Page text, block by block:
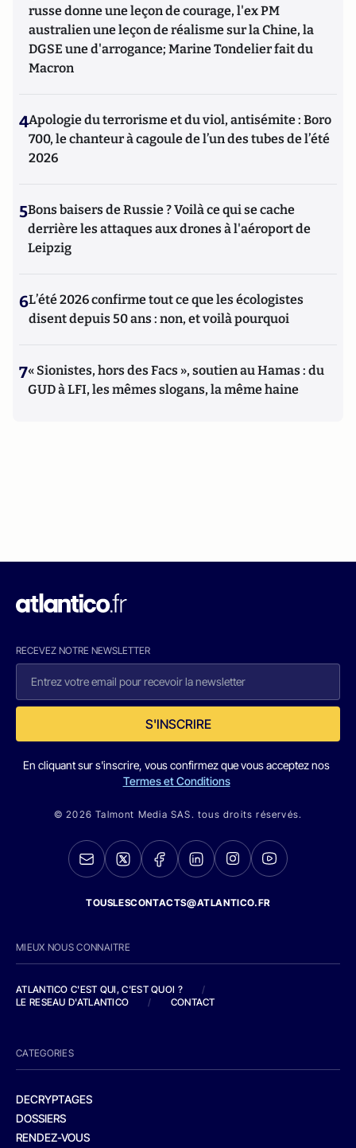
russe donne une leçon de courage, l'ex PM
australien une leçon de réalisme sur la Chine, la
DGSE une d'arrogance; Marine Tondelier fait du
Macron
4Apologie du terrorisme et du viol, antisémite : Boro
700, le chanteur à cagoule de l’un des tubes de l’été
2026
5Bons baisers de Russie ? Voilà ce qui se cache
derrière les attaques aux drones à l'aéroport de
Leipzig
6L’été 2026 confirme tout ce que les écologistes
disent depuis 50 ans : non, et voilà pourquoi
7« Sionistes, hors des Facs », soutien au Hamas : du
GUD à LFI, les mêmes slogans, la même haine
RECEVEZ NOTRE NEWSLETTER
S'INSCRIRE
En cliquant sur s'inscrire, vous confirmez que vous acceptez nos
Termes et Conditions
© 2026 Talmont Media SAS. tous droits réservés.
TOUSLESCONTACTS@ATLANTICO.FR
MIEUX NOUS CONNAITRE
ATLANTICO C'EST QUI, C'EST QUOI ?
/
LE RESEAU D'ATLANTICO
/ CONTACT
CATEGORIES
DECRYPTAGES
DOSSIERS
RENDEZ-VOUS